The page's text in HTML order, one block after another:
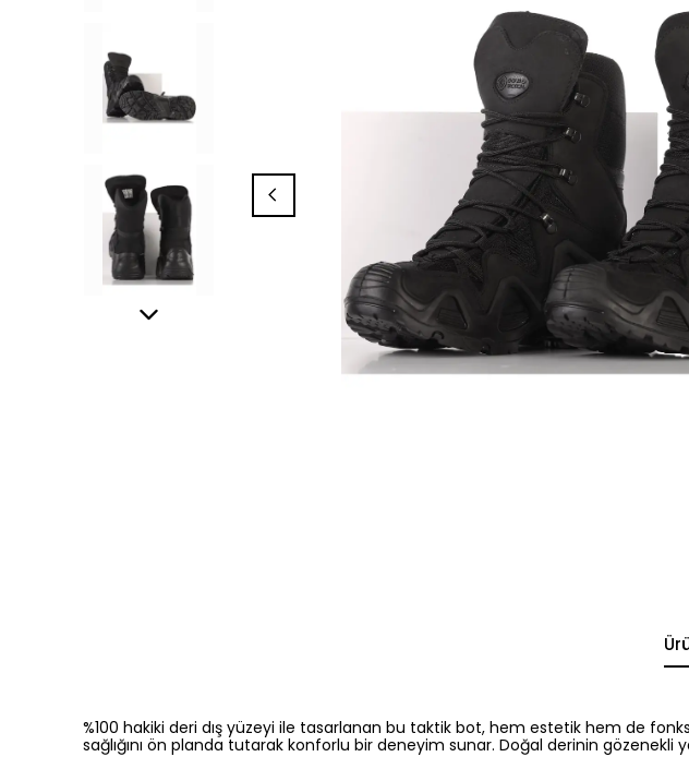
%100 hakiki deri dış yüzeyi ile tasarlanan bu taktik bot, hem estetik hem de
sağlığını ön planda tutarak konforlu bir deneyim sunar. Doğal derinin gözenekli